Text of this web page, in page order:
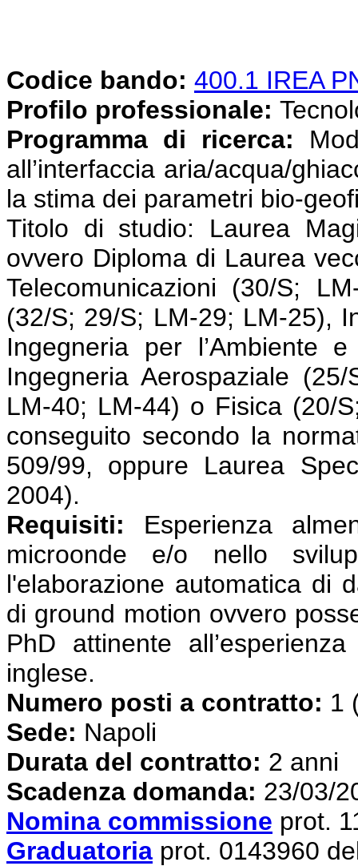
Codice bando: 400.1 IREA
Profilo professionale:
Programma di ricerca:
all’interfaccia aria/acqua/
la stima dei parametri bio-
Titolo di studio: Laurea
ovvero Diploma di Laurea
Telecomunicazioni (30/S;
(32/S; 29/S; LM-29; LM-25),
Ingegneria per l’Ambiente
Ingegneria Aerospaziale
LM-40; LM-44) o Fisica (20/
conseguito secondo la
509/99, oppure Laurea
2004).
Requisiti: Esperienza
microonde e/o nello
l'elaborazione automatica di
di ground motion ovvero
PhD attinente
inglese.
Numero posti a contratto: 1
Sede: Napoli
Durata del contratto: 2 anni
Scadenza domanda: 23/03/
Nomina commissione prot.
Graduatoria prot. 0143960